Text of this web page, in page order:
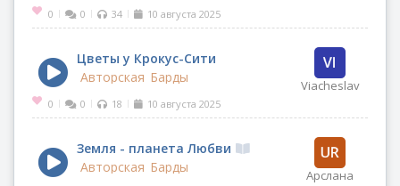
0 | 0 | 34 | 10 августа 2025
Viacheslav
Цветы у Крокус-Сити
Авторская Барды
0 | 0 | 18 | 10 августа 2025
Арслана
Земля - планета Любви
Авторская Барды